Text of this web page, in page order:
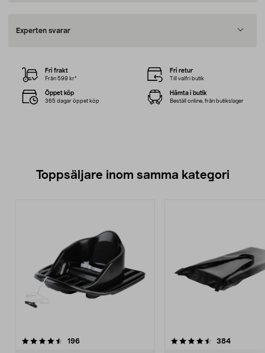
Experten svarar
Fri frakt
Från 599 kr*
Fri retur
Till valfri butik
Öppet köp
365 dagar öppet köp
Hämta i butik
Beställ online, från butikslager
Toppsäljare inom samma kategori
196recensioner
4.5 av 5 stjärnor 384
4.0 av 5 stjärnor